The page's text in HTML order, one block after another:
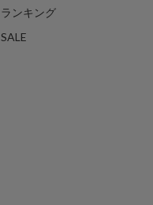
ランキング
SALE